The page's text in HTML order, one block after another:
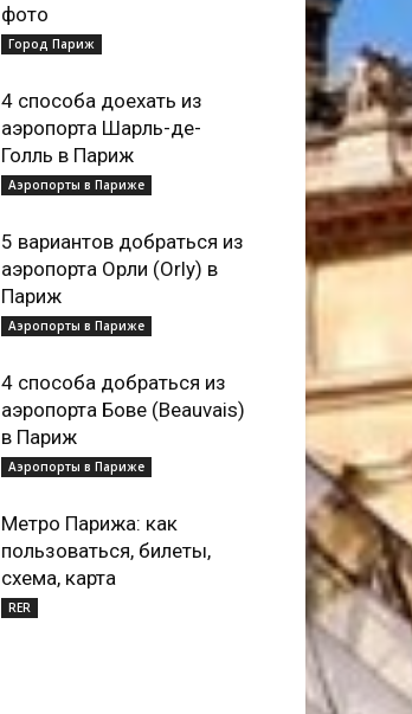
фото
Город Париж
4 способа доехать из
аэропорта Шарль-де-
Голль в Париж
Аэропорты в Париже
5 вариантов добраться из
аэропорта Орли (Orly) в
Париж
Аэропорты в Париже
4 способа добраться из
аэропорта Бове (Beauvais)
в Париж
Аэропорты в Париже
Метро Парижа: как
пользоваться, билеты,
схема, карта
RER